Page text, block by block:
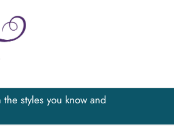
styles you know and